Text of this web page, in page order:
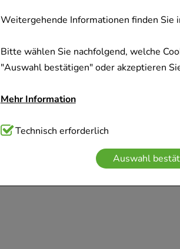
Weitergehende Informationen finden Sie
Bitte wählen Sie nachfolgend, welche
"Auswahl bestätigen" oder akzeptieren
Mehr Information
Technisch Notwendig:Hierbei handelt es
Website notwendig sind (z.B.
verzichtet werden kann.
Technisch erforderlich
Auswahl